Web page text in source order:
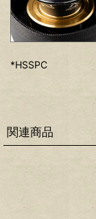
*HSSPC
関連商品